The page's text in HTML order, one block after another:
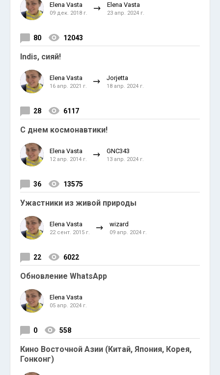
Elena Vasta
09 дек. 2018 г.
Elena Vasta
23 апр. 2024 г.
80 12043
Indis, сияй!
Elena Vasta
16 апр. 2021 г.
Jorjetta
18 апр. 2024 г.
28 6117
С днем космонавтики!
Elena Vasta
12 апр. 2014 г.
GNC343
13 апр. 2024 г.
36 13575
Ужастники из живой природы
Elena Vasta
22 сент. 2015 г.
wizard
09 апр. 2024 г.
22 6022
Обновление WhatsApp
Elena Vasta
05 апр. 2024 г.
0 558
Кино Восточной Азии (Китай, Япония, Корея,
Гонконг)